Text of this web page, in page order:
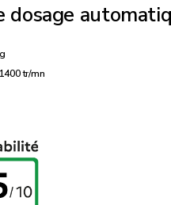
dosage
tr/mn